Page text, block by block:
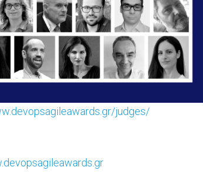
judges/